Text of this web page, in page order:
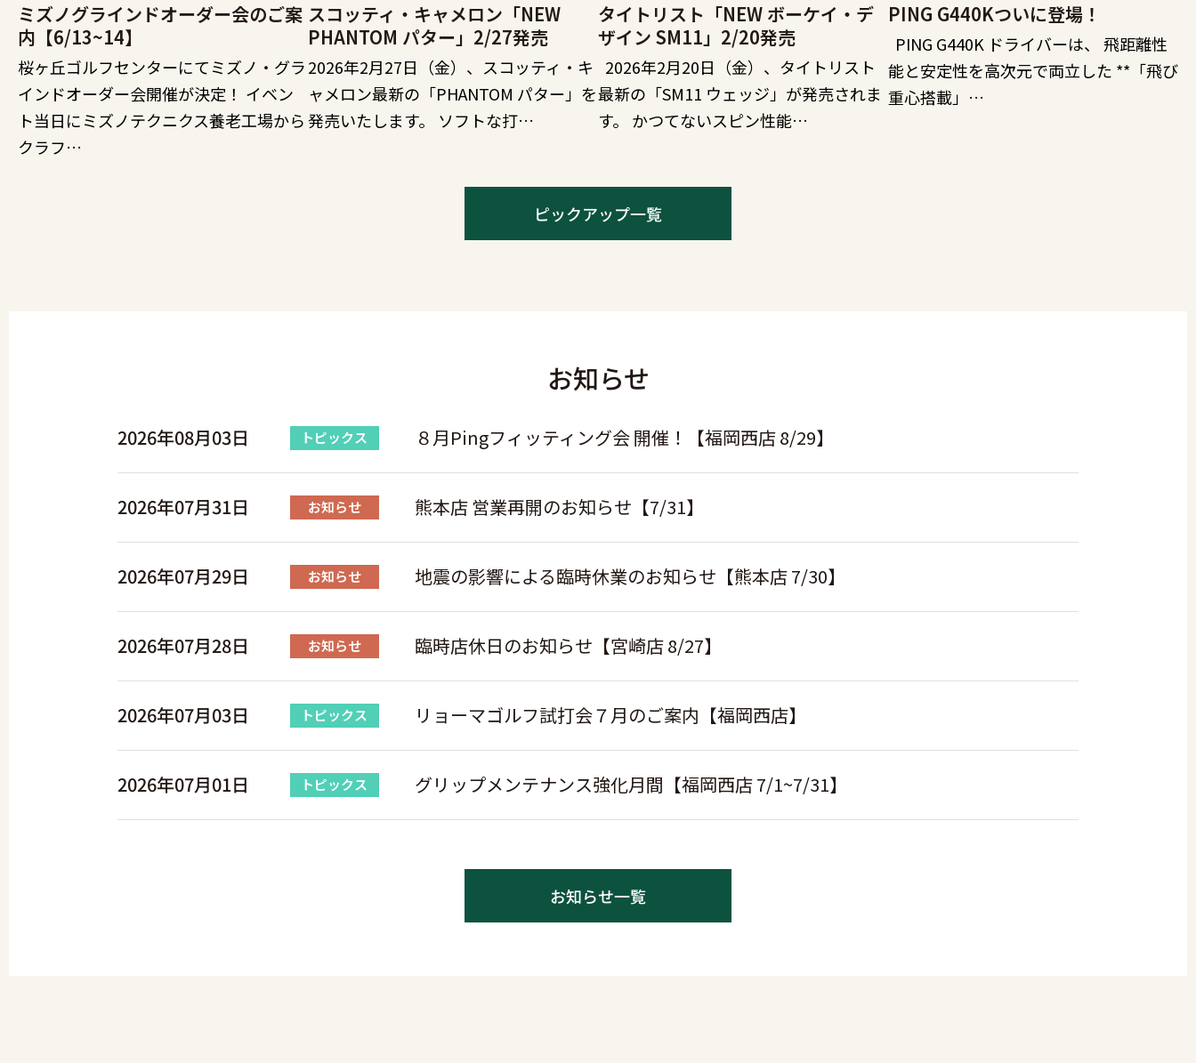
ミズノグラインドオーダー会のご案
内【6/13~14】
桜ヶ丘ゴルフセンターにてミズノ・グラ
インドオーダー会開催が決定！ イベン
ト当日にミズノテクニクス養老工場から
クラフ…
スコッティ・キャメロン「NEW
PHANTOM パター」2/27発売
2026年2月27日（金）、スコッティ・キ
ャメロン最新の「PHANTOM パター」を
発売いたします。 ソフトな打…
タイトリスト「NEW ボーケイ・デ
ザイン SM11」2/20発売
2026年2月20日（金）、タイトリスト
最新の「SM11 ウェッジ」が発売されま
す。 かつてないスピン性能…
PING G440Kついに登場！
PING G440K ドライバーは、 飛距離性
能と安定性を高次元で両立した **「飛び
重心搭載」…
ピックアップ一覧
お知らせ
2026年08月03日 トピックス ８月Pingフィッティング会 開催！【福岡西店 8/29】
2026年07月31日 お知らせ 熊本店 営業再開のお知らせ【7/31】
2026年07月29日 お知らせ 地震の影響による臨時休業のお知らせ【熊本店 7/30】
2026年07月28日 お知らせ 臨時店休日のお知らせ【宮崎店 8/27】
2026年07月03日 トピックス リョーマゴルフ試打会７月のご案内【福岡西店】
2026年07月01日 トピックス グリップメンテナンス強化月間【福岡西店 7/1~7/31】
お知らせ一覧